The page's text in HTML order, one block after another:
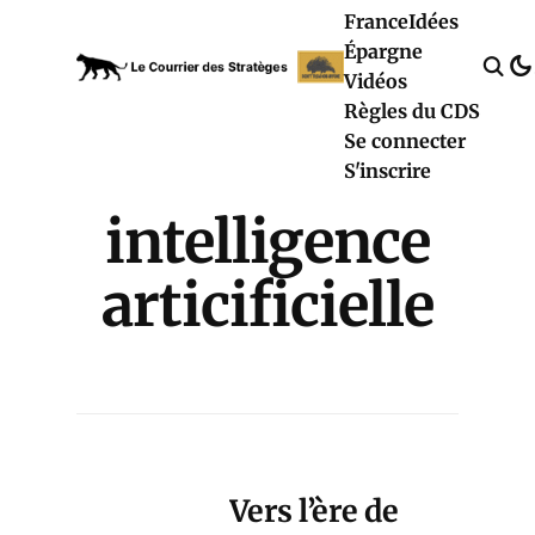
FranceIdées
Épargne
Vidéos
Règles du CDS
Se connecter
S'inscrire
intelligence
articificielle
Vers l’ère de